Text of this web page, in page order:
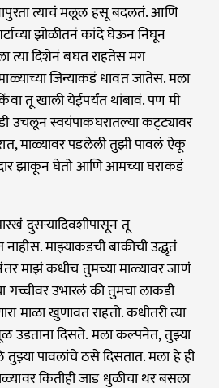
त्याचं मलूल हसू बदलतं. आणि
झोळीतनं कांदे घेऊन निघून
त्या दिशेनं बघत राहतेस मग
जिन्याकडं धावत जातेस. मला
तू खाली येईपर्यंत थांबावं. पण मी
उचलून स्वयंपाकघरातल्या कट्‌ट्यावर
माळ्यावर पडलेली तुझी पावलं ऐकू
झाकून घेतो आणि आमच्या घराकडं
दुसऱ्यादिवशीपासून तू
नाहीस. माझ्याकडची बाकीची उद्धृतं
माझं कधीच तुमच्या माळ्यावर जाणं
गच्चीवर उभारलं की तुमचा लाकडी
माळा खुणावत राहतो. कधीतरी त्या
उडताना दिसते. मला कल्पनेत, तुझ्या
पावलांचे ठसे दिसतात. मला हे ही
कितीही जाड धुळीचा थर बसला